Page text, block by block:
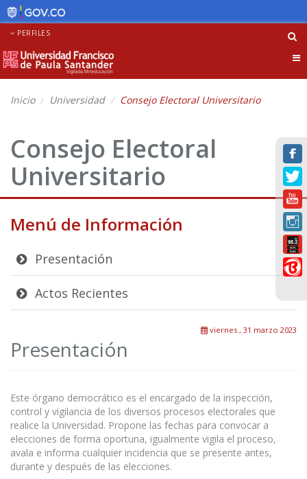
PERFILES
Inicio Universidad Consejo Electoral Universitario
Consejo Electoral
Universitario
Menú de Información
Presentación
Actos Recientes
viernes , 31 marzo 2023
Presentación
Este órgano democrático es el encargado de la inspección,
control y vigilancia de los diversos procesos electorales que
realice la Universidad. Propone las fechas para convocar a
elecciones de forma oportuna, igualmente vigila el proceso,
avala e informa cualquier incidencia que se presente antes,
durante y después de las elecciones.